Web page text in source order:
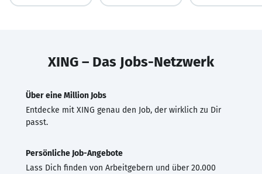
XING – Das Jobs-Netzwerk
Über eine Million Jobs
Entdecke mit XING genau den Job, der wirklich zu Dir
passt.
Persönliche Job-Angebote
Lass Dich finden von Arbeitgebern und über 20.000